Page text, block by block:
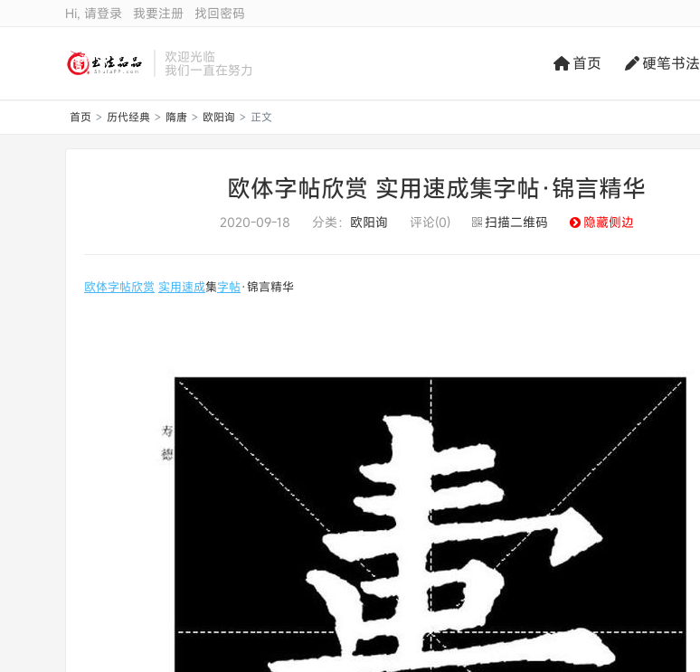
Hi, 请登录 我要注册 找回密码
欢迎光临
我们一直在努力 首页 硬笔书法
首页 > 历代经典 > 隋唐 > 欧阳询 > 正文
欧体字帖欣赏 实用速成集字帖·锦言精华
2020-09-18 分类： 欧阳询 评论(0) 扫描二维码 隐藏侧边
欧体字帖欣赏 实用速成集字帖·锦言精华